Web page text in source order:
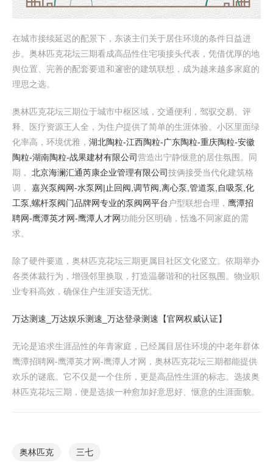
在城市接续延迟的配景下，东谈主们关于居住环境的条件日益进
步。奥林匹克花坛三期看成高品性住宅项接头代表，凭借优厚的地
舆位置、完善的配套要道和邃密的建筑联想，成为越来越多家庭的
理思之选。
奥林匹克花坛三期位于城市中枢区域，交通便利，驾驭交易、评
释、医疗资源王人全，为住户提供了简单的生涯体验。小区里面绿
化率高，环境优雅， 湖北陶粒-江西陶粒-广东陶粒-重庆陶粒-安徽
陶粒-湖南陶粒-战果建材有限公司营造出宁静惬意的居住氛围。同
期， 北京海澜汇通芮康企业管理有限公司技俩接受当代化建筑格
调， 嘉兴泵阀网-水泵网|止回阀,调节阀,离心泵,管道泵,自吸泵,化
工泵,螺杆泵阀门品牌网专业的泵阀网平台 户型联想合理， 鹰潭招
聘网-鹰潭英才网-鹰潭人才网功能分区明确，恬逸不同家庭的需
求。
除了硬件要道，奥林匹克花坛三期更属目社区文化竖立。依期举办
各类体裁行为，增强邻里换取，打造温馨谐和的社区氛围。物业职
业专科高效，确保住户生涯安适无忧。
万达测速_万达娱乐测速_万达登录测速【官网权威认证】
无论是追求生涯品性的年青家庭，已经属目居住环境的中老年群体
鹰潭招聘网-鹰潭英才网-鹰潭人才网，奥林匹克花坛三期都能提供
欢乐的谜底。它不仅是一个住所，更是高品性生涯的标志。选拔奥
林匹克花坛三期，便是选拔一种愈加好意思好、惬意的生涯面貌。
奥林匹克 三七